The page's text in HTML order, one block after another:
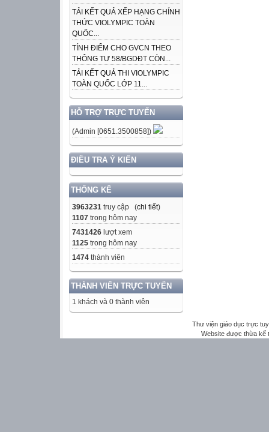
TẢI KẾT QUẢ XẾP HẠNG CHÍNH
THỨC VIOLYMPIC TOÀN
QUỐC...
TÍNH ĐIỂM CHO GVCN THEO
THÔNG TƯ 58/BGDĐT CÒN...
TẢI KẾT QUẢ THI VIOLYMPIC
TOÀN QUỐC LỚP 11...
HỖ TRỢ TRỰC TUYẾN
(Admin [0651.3500858])
ĐIỀU TRA Ý KIẾN
THỐNG KÊ
3963231 truy cập (chi tiết)
1107 trong hôm nay
7431426 lượt xem
1125 trong hôm nay
1474 thành viên
THÀNH VIÊN TRỰC TUYẾN
1 khách và 0 thành viên
Thư viện giáo dục trực
Website được thừa kế